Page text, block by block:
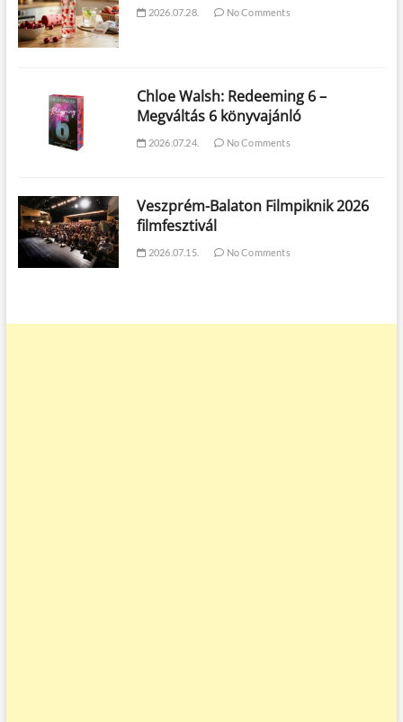
2026.07.28. No Comments
Chloe Walsh: Redeeming 6 –
Megváltás 6 könyvajánló
2026.07.24. No Comments
Veszprém-Balaton Filmpiknik 2026
filmfesztivál
2026.07.15. No Comments